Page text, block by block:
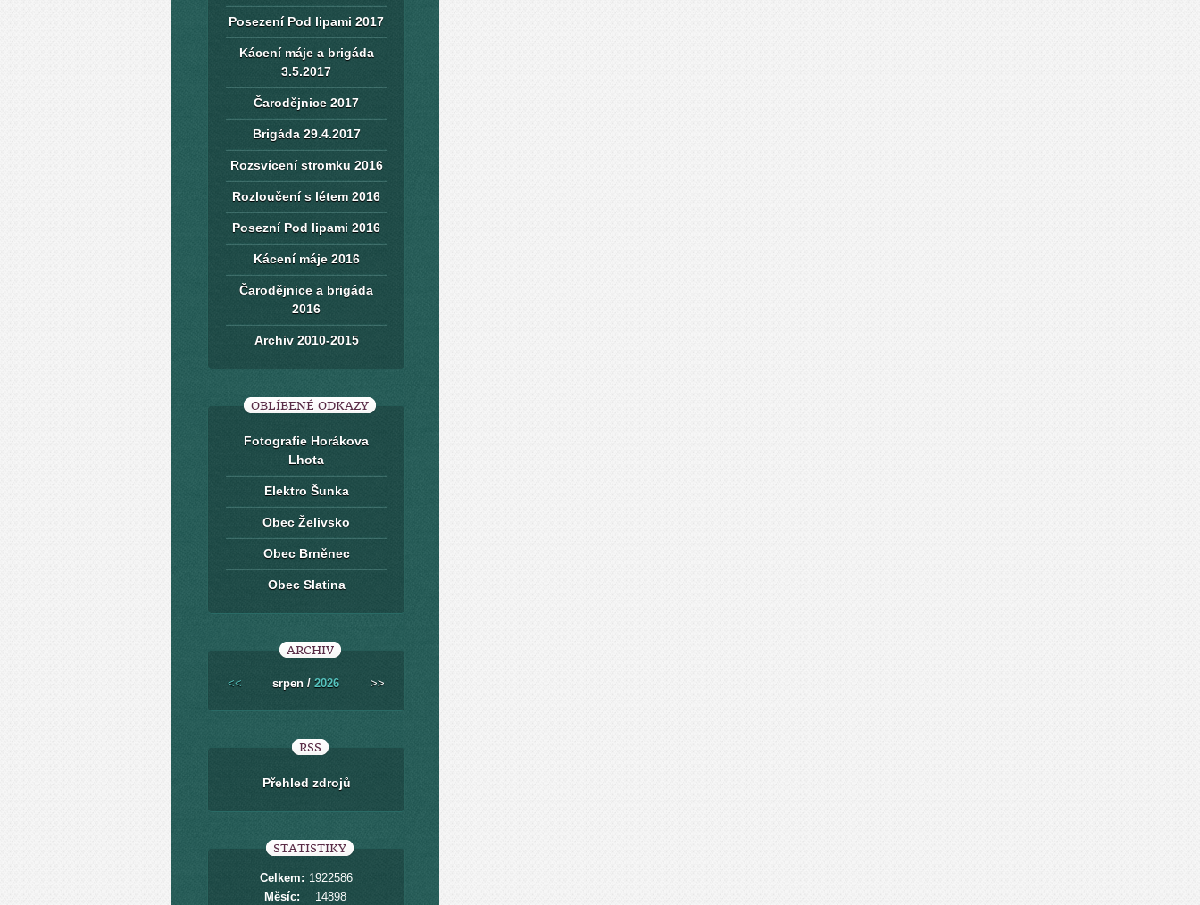
Posezení Pod lipami 2017
Kácení máje a brigáda
3.5.2017
Čarodějnice 2017
Brigáda 29.4.2017
Rozsvícení stromku 2016
Rozloučení s létem 2016
Posezní Pod lipami 2016
Kácení máje 2016
Čarodějnice a brigáda
2016
Archiv 2010-2015
OBLÍBENÉ ODKAZY
Fotografie Horákova
Lhota
Elektro Šunka
Obec Želivsko
Obec Brněnec
Obec Slatina
ARCHIV
<< srpen / 2026 >>
RSS
Přehled zdrojů
STATISTIKY
Celkem: 1922586
Měsíc:
14898